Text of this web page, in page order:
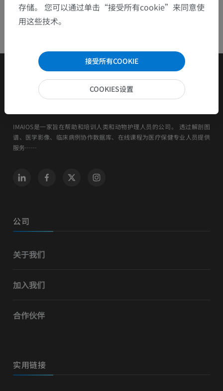
IMAIOS是一家旨在帮助和培训人类和动物护理人员的公司。 透过解剖图
谱、医学影像、临床病例协作数据库、在线课程为医疗保健专业人员提供
服务……
公司
关于我们
加入我们
合作伙伴
实用链接
存储。 您可以通过单击“接受所有cookie”来同意使
用这些技术。
接受所有COOKIE
COOKIES设置